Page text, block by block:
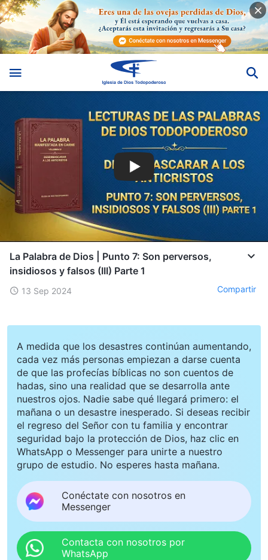
La Palabra de Dios | Punto 7: Son perversos,
insidiosos y falsos (III) Parte 1
13 Sep 2024 Compartir
A medida que los desastres continúan aumentando,
cada vez más personas empiezan a darse cuenta
de que las profecías bíblicas no son cuentos de
hadas, sino una realidad que se desarrolla ante
nuestros ojos. Nadie sabe qué llegará primero: el
mañana o un desastre inesperado. Si deseas recibir
el regreso del Señor con tu familia y encontrar
seguridad bajo la protección de Dios, haz clic en
WhatsApp o Messenger para unirte a nuestro
grupo de estudio. No esperes hasta mañana.
Conéctate con nosotros en
Messenger
Contacta con nosotros por
WhatsApp